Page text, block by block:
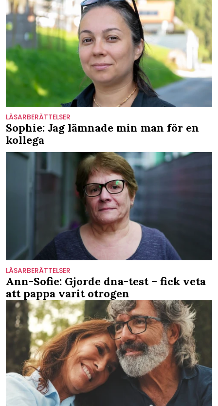
LÄSARBERÄTTELSER
Sophie: Jag lämnade min man för en
kollega
LÄSARBERÄTTELSER
Ann-Sofie: Gjorde dna-test – fick veta
att pappa varit otrogen